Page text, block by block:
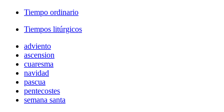
Tiempo ordinario
Tiempos litúrgicos
adviento
ascension
cuaresma
navidad
pascua
pentecostes
semana santa